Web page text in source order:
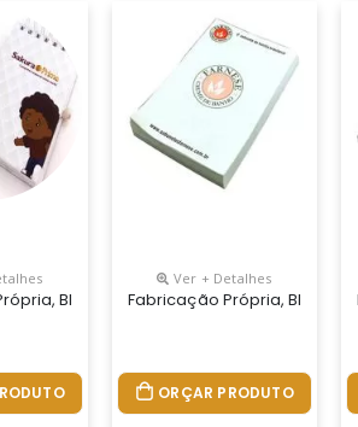
Os Publicos. Material 100%
Seu Jeito. Permite Lâminas De
Blocos Personalizados Do Seu Jeito.
Ver + Detalhes
Fabricação Própria, Blocos
ORÇAR PRODUTO